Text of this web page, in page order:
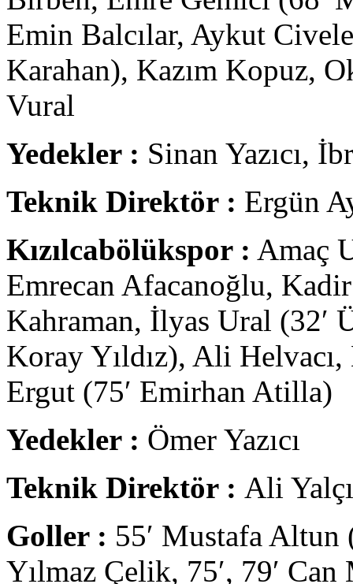
Emin Balcılar, Aykut
Karahan), Kazım Kopuz,
Vural
Yedekler : Sinan Yazıcı,
Teknik Direktör : Ergün
Kızılcabölükspor : Amaç
Emrecan Afacanoğlu,
Kahraman, İlyas Ural (32′
Koray Yıldız), Ali
Ergut (75′ Emirhan Atilla)
Yedekler : Ömer Yazıcı
Teknik Direktör : Ali
Goller : 55′ Mustafa Altun
Yılmaz Çelik, 75′, 79′